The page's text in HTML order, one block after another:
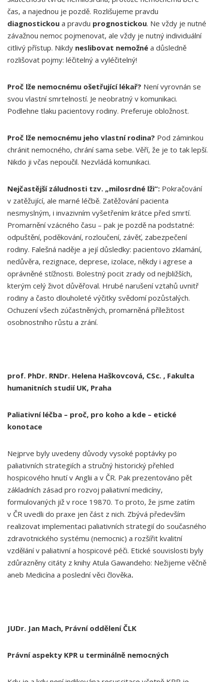
čas, a najednou je pozdě. Rozlišujeme pravdu
diagnostickou a pravdu prognostickou. Ne vždy je nutné
závažnou nemoc pojmenovat, ale vždy je nutný individuální
citlivý přístup. Nikdy neslibovat nemožné a důsledně
rozlišovat pojmy: léčitelný a vyléčitelný!
Proč lže nemocnému ošetřující lékař? Není vyrovnán se
svou vlastní smrtelností. Je neobratný v komunikaci.
Podlehne tlaku pacientovy rodiny. Preferuje obložnost.
Proč lže nemocnému jeho vlastní rodina? Pod záminkou
chránit nemocného, chrání sama sebe. Věří, že je to tak lepší.
Nikdo ji včas nepoučil. Nezvládá komunikaci.
Nejčastější záludnosti tzv. „milosrdné lži“: Pokračování
v zatěžující, ale marné léčbě. Zatěžování pacienta
nesmyslným, i invazivním vyšetřením krátce před smrtí.
Promarnění vzácného času – pak je pozdě na podstatné:
odpuštění, poděkování, rozloučení, závěť, zabezpečení
rodiny. Falešná naděje a její důsledky: pacientovo zklamání,
nedůvěra, rezignace, deprese, izolace, někdy i agrese a
oprávněné stížnosti. Bolestný pocit zrady od nejbližších,
kterým celý život důvěřoval. Hrubé narušení vztahů uvnitř
rodiny a často dlouholeté výčitky svědomí pozůstalých.
Ochuzení všech zúčastněných, promarněná příležitost
osobnostního růstu a zrání.
prof. PhDr. RNDr. Helena Haškovcová, CSc. , Fakulta
humanitních studií UK, Praha
Paliativní léčba – proč, pro koho a kde – etické
konotace
Nejprve byly uvedeny důvody vysoké poptávky po
paliativních strategiích a stručný historický přehled
hospicového hnutí v Anglii a v ČR. Pak prezentováno pět
základních zásad pro rozvoj paliativní medicíny,
formulovaných již v roce 19870. To proto, že jsme zatím
v ČR uvedli do praxe jen část z nich. Zbývá především
realizovat implementaci paliativních strategií do současného
zdravotnického systému (nemocnic) a rozšířit kvalitní
vzdělání v paliativní a hospicové péči. Etické souvislosti byly
zdůrazněny citáty z knihy Atula Gawandeho: Nežijeme věčně
aneb Medicína a poslední věci člověka.
JUDr. Jan Mach, Právní oddělení ČLK
Právní aspekty KPR u terminálně nemocných